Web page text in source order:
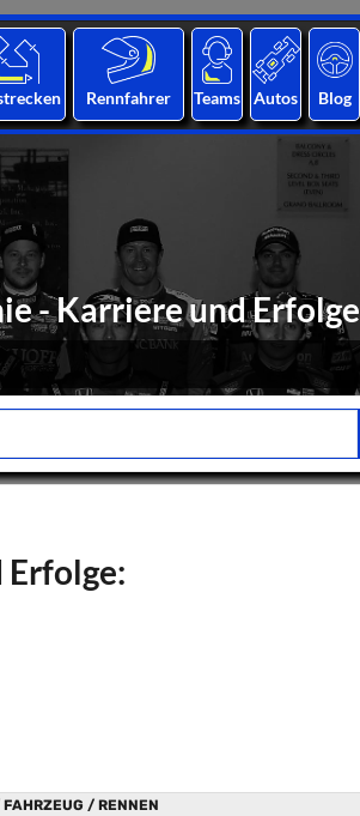
Rennfahrer Teams Autos Blog
- Karriere und Erfolge
Erfolge:
/ RENNEN